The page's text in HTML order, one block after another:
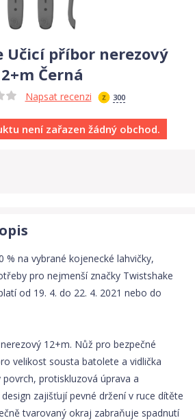
Učicí příbor nerezový
Černá
Napsat recenzi 300
není zařazen žádný obchod.
% na vybrané kojenecké lahvičky,
pro nejmenší značky Twistshake
od 19. 4. do 22. 4. 2021 nebo do
12+m. Nůž pro bezpečné
velikost sousta batolete a vidlička
protiskluzová úprava a
zajišťují pevné držení v ruce dítěte
tvarovaný okraj zabraňuje spadnutí